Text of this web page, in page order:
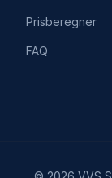
Prisberegner
FAQ